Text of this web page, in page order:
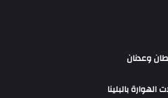
وعدنان
الهوارة بالبلينا